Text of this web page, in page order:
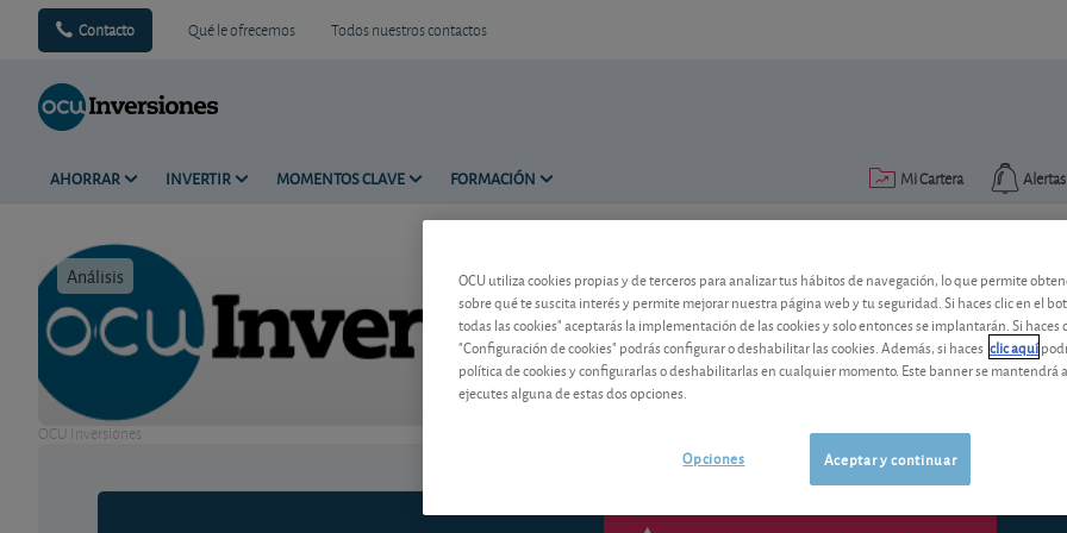
Contacto Qué le ofrecemos Todos nuestros contactos
AHORRAR INVERTIR MOMENTOS CLAVE FORMACIÓN Alertas
Mi Cartera
Análisis Tiempo de lectura: 2 min.
OCU Inversiones
Cementos Portland: a
El consumo de cemento mejora, pero
OCU utiliza cookies propias y de terceros para analizar tus hábitos de navegación, lo que permite
sobre qué te suscita interés y permite mejorar nuestra página web y tu seguridad. Si haces clic en el
todas las cookies" aceptarás la implementación de las cookies y solo entonces se implantarán. Si haces
"Configuración de cookies" podrás configurar o deshabilitar las cookies. Además, si haces clic aquí
política de cookies y configurarlas o deshabilitarlas en cualquier momento. Este banner se mantendrá
ejecutes alguna de estas dos opciones.
Aceptar y continuar
Opciones